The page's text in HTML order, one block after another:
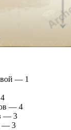
— 1
— 4
— 3
— 3